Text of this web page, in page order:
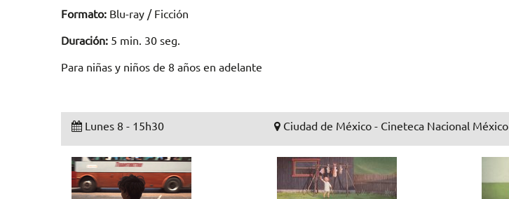
Formato: Blu-ray / Ficción
Duración: 5 min. 30 seg.
Para niñas y niños de 8 años en adelante
Lunes 8 - 15h30 Ciudad de México - Cineteca Nacional México